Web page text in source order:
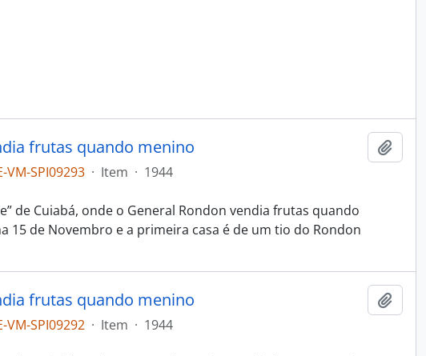
frutas quando menino
VM-SPI09293 · Item · 1944
de Cuiabá, onde o General Rondon vendia frutas quando
15 de Novembro e a primeira casa é de um tio do Rondon
frutas quando menino
VM-SPI09292 · Item · 1944